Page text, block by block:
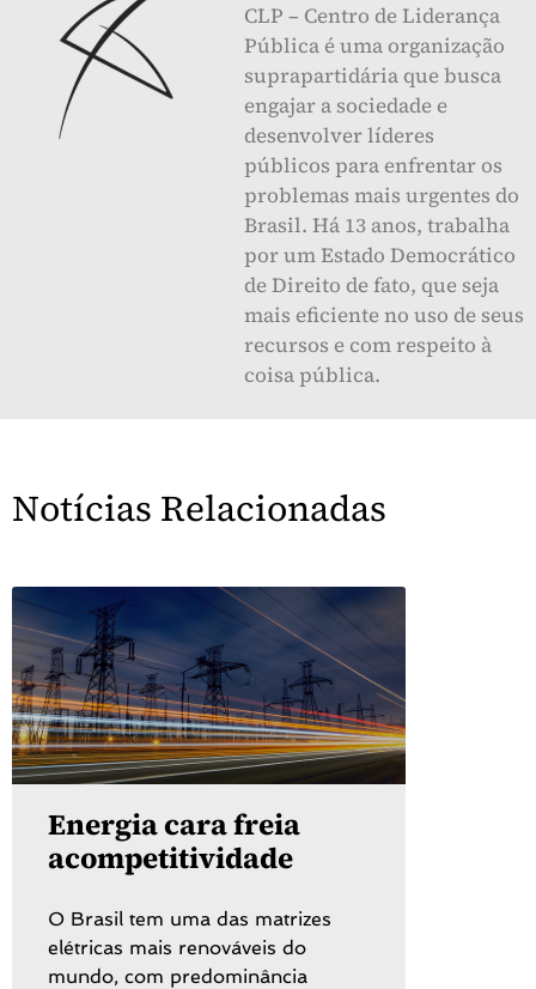
CLP – Centro de Liderança
Pública é uma organização
suprapartidária que busca
engajar a sociedade e
desenvolver líderes
públicos para enfrentar os
problemas mais urgentes do
Brasil. Há 13 anos, trabalha
por um Estado Democrático
de Direito de fato, que seja
mais eficiente no uso de seus
recursos e com respeito à
coisa pública.
Notícias Relacionadas
Energia cara freia
acompetitividade
O Brasil tem uma das matrizes
elétricas mais renováveis do
mundo, com predominância